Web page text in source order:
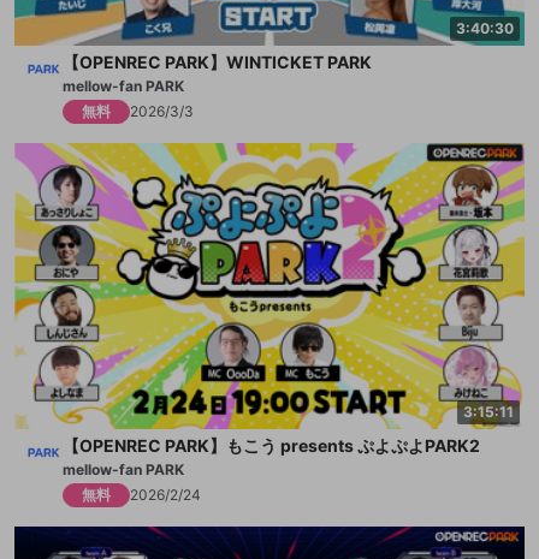
3:40:30
【OPENREC PARK】WINTICKET PARK
mellow-fan PARK
無料
2026/3/3
3:15:11
【OPENREC PARK】もこう presents ぷよぷよPARK2
mellow-fan PARK
無料
2026/2/24